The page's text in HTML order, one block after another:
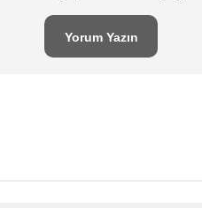
Yorum Yazın